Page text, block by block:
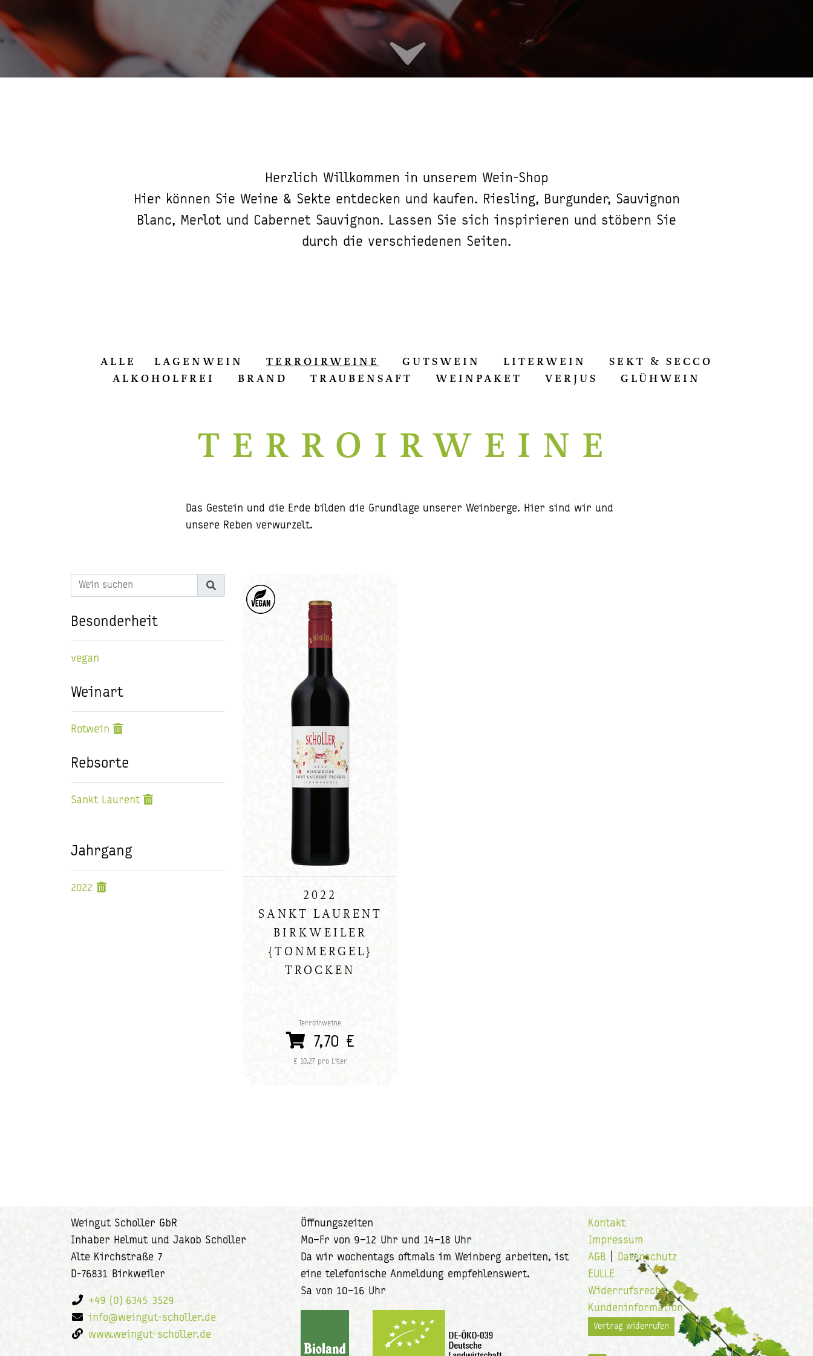
Herzlich Willkommen in unserem Wein-Shop
Hier können Sie Weine & Sekte entdecken und kaufen. Riesling, Burgunder, Sauvignon
Blanc, Merlot und Cabernet Sauvignon. Lassen Sie sich inspirieren und stöbern Sie
durch die verschiedenen Seiten.
ALLE LAGENWEIN TERROIRWEINE GUTSWEIN LITERWEIN
SEKT & SECCO
ALKOHOLFREI
BRAND TRAUBENSAFT WEINPAKET VERJUS GLÜHWEIN
TERROIRWEINE
Das Gestein und die Erde bilden die Grundlage unserer Weinberge. Hier sind wir und
unsere Reben verwurzelt.
Besonderheit
vegan
Weinart
Rotwein
Rebsorte
Sankt Laurent
Jahrgang
2022
2022
SANKT LAURENT
BIRKWEILER
{TONMERGEL}
TROCKEN
Terroirweine
7,70 €
€ 10,27 pro Liter
Weingut Scholler GbR
Inhaber Helmut und Jakob Scholler
Alte Kirchstraße 7
D-76831 Birkweiler
+49 (0) 6345 3529
info@weingut-scholler.de
www.weingut-scholler.de
Öffnungszeiten
Mo–Fr von 9–12 Uhr und 14–18 Uhr
Da wir wochentags oftmals im Weinberg arbeiten, ist
eine telefonische Anmeldung empfehlenswert.
Sa von 10–16 Uhr
Kontakt
Impressum
AGB
Datenschutz
EULLE
Widerrufsrecht
Kundeninformation
Vertrag widerrufen